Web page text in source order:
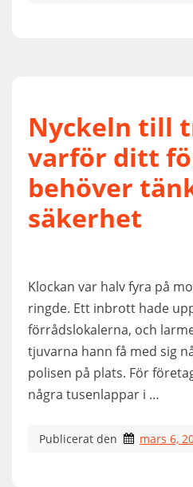
Nyckeln till
varför ditt
behöver
säkerhet
Klockan var halv fyra på
ringde. Ett inbrott hade
förrådslokalerna, och
tjuvarna hann få med sig
polisen på plats. För
några tusenlappar i …
Publicerat den mars 6,